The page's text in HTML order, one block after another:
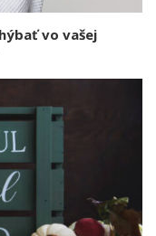
vo vašej